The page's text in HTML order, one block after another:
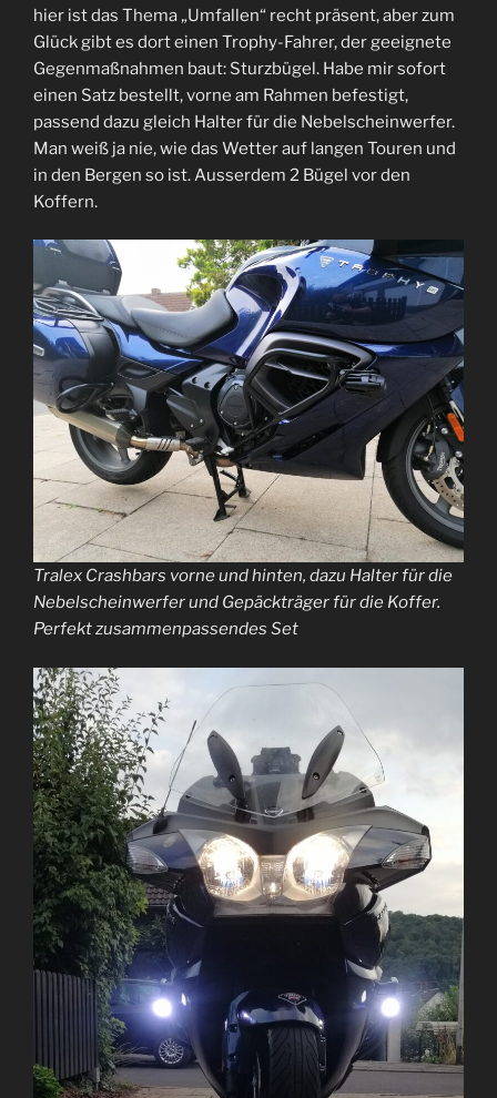
hier ist das Thema „Umfallen“ recht präsent, aber zum
Glück gibt es dort einen Trophy-Fahrer, der geeignete
Gegenmaßnahmen baut: Sturzbügel. Habe mir sofort
einen Satz bestellt, vorne am Rahmen befestigt,
passend dazu gleich Halter für die Nebelscheinwerfer.
Man weiß ja nie, wie das Wetter auf langen Touren und
in den Bergen so ist. Ausserdem 2 Bügel vor den
Koffern.
Tralex Crashbars vorne und hinten, dazu Halter für die
Nebelscheinwerfer und Gepäckträger für die Koffer.
Perfekt zusammenpassendes Set